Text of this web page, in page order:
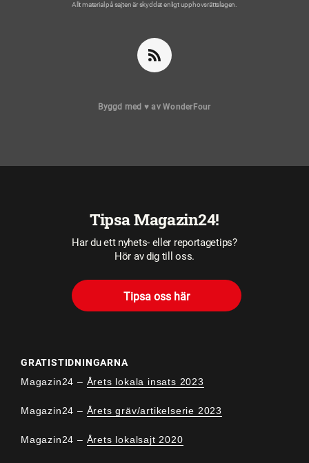
Allt material på sajten är skyddat enligt upphovsrättslagen.
Byggd med ♥ avWonderFour
Tipsa Magazin24!
Har du ett nyhets- eller reportagetips?
Hör av dig till oss.
Tipsa oss här
GRATISTIDNINGARNA
Magazin24 – Årets lokala insats 2023
Magazin24 – Årets gräv/artikelserie 2023
Magazin24 – Årets lokalsajt 2020